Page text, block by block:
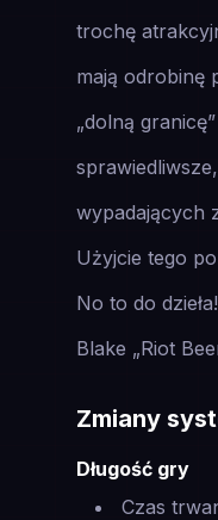
trochę
mają odrobinę
„dolną
wypadających
Użyjcie tego
No to do dzieła!
Blake „Riot
Zmiany
Długość gry
Czas